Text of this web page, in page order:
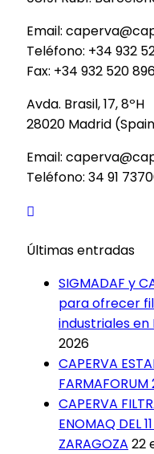
Email:
Teléfono: +34 932
Fax: +34 932 520
Avda. Brasil, 17, 8ºH
28020 Madrid
Email:
Teléfono: 34 91
Últimas entradas
SIGMADAF y
para ofrecer
industriales en
2026
CAPERVA
FARMAFORUM
CAPERVA
ENOMAQ DEL
ZARAGOZA 22